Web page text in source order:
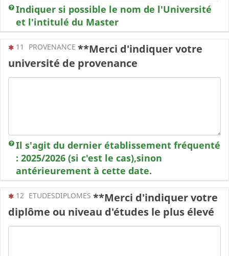
Indiquer si possible le nom de l'Université
et l'intitulé du Master
(Cette question est obligatoire)
11 PROVENANCE **Merci d'indiquer votre
université de provenance
Il s'agit du dernier établissement fréquenté
: 2025/2026 (si c'est le cas),sinon
antérieurement à cette date.
(Cette question est obligatoire)
12 ETUDESDIPLOMES **Merci d'indiquer votre
diplôme ou niveau d'études le plus élevé